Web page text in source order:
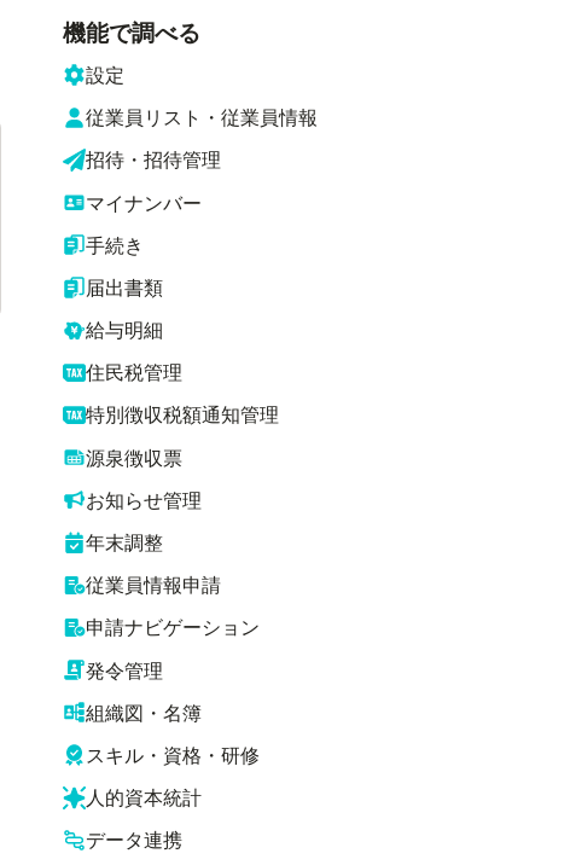
機能で調べる
設定
従業員リスト・従業員情報
招待・招待管理
マイナンバー
手続き
届出書類
給与明細
住民税管理
特別徴収税額通知管理
源泉徴収票
お知らせ管理
年末調整
従業員情報申請
申請ナビゲーション
発令管理
組織図・名簿
スキル・資格・研修
人的資本統計
データ連携